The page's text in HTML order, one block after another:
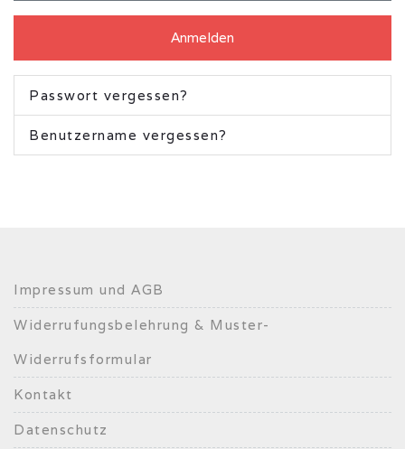
Anmelden
Passwort vergessen?
Benutzername vergessen?
Impressum und AGB
Widerrufungsbelehrung & Muster-
Widerrufsformular
Kontakt
Datenschutz